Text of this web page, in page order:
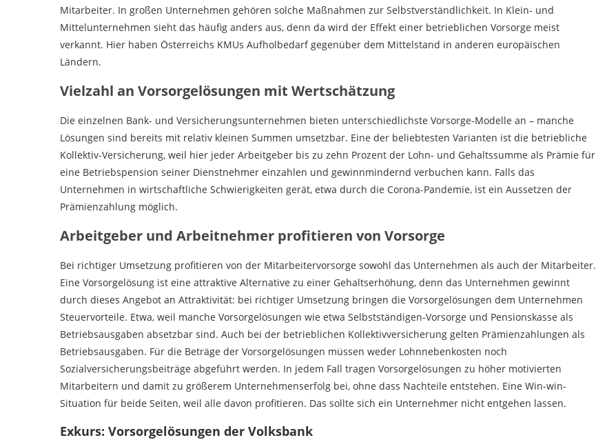
Mitarbeiter. In großen Unternehmen gehören solche Maßnahmen zur Selbstverständlichkeit. In Klein- und
Mittelunternehmen sieht das häufig anders aus, denn da wird der Effekt einer betrieblichen Vorsorge meist
verkannt. Hier haben Österreichs KMUs Aufholbedarf gegenüber dem Mittelstand in anderen europäischen
Ländern.
Vielzahl an Vorsorgelösungen mit Wertschätzung
Die einzelnen Bank- und Versicherungsunternehmen bieten unterschiedlichste Vorsorge-Modelle an – manche
Lösungen sind bereits mit relativ kleinen Summen umsetzbar. Eine der beliebtesten Varianten ist die betriebliche
Kollektiv-Versicherung, weil hier jeder Arbeitgeber bis zu zehn Prozent der Lohn- und Gehaltssumme als Prämie für
eine Betriebspension seiner Dienstnehmer einzahlen und gewinnmindernd verbuchen kann. Falls das
Unternehmen in wirtschaftliche Schwierigkeiten gerät, etwa durch die Corona-Pandemie, ist ein Aussetzen der
Prämienzahlung möglich.
Arbeitgeber und Arbeitnehmer profitieren von Vorsorge
Bei richtiger Umsetzung profitieren von der Mitarbeitervorsorge sowohl das Unternehmen als auch der Mitarbeiter.
Eine Vorsorgelösung ist eine attraktive Alternative zu einer Gehaltserhöhung, denn das Unternehmen gewinnt
durch dieses Angebot an Attraktivität: bei richtiger Umsetzung bringen die Vorsorgelösungen dem Unternehmen
Steuervorteile. Etwa, weil manche Vorsorgelösungen wie etwa Selbstständigen-Vorsorge und Pensionskasse als
Betriebsausgaben absetzbar sind. Auch bei der betrieblichen Kollektivversicherung gelten Prämienzahlungen als
Betriebsausgaben. Für die Beträge der Vorsorgelösungen müssen weder Lohnnebenkosten noch
Sozialversicherungsbeiträge abgeführt werden. In jedem Fall tragen Vorsorgelösungen zu höher motivierten
Mitarbeitern und damit zu größerem Unternehmenserfolg bei, ohne dass Nachteile entstehen. Eine Win-win-
Situation für beide Seiten, weil alle davon profitieren. Das sollte sich ein Unternehmer nicht entgehen lassen.
Exkurs: Vorsorgelösungen der Volksbank